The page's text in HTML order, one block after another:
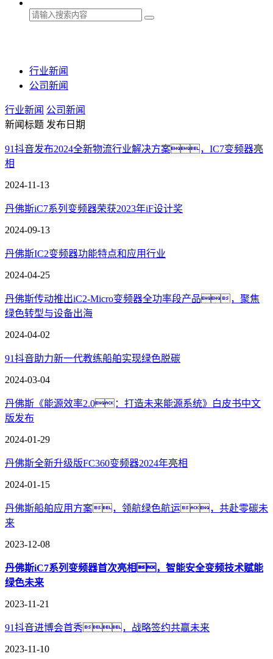
行业新闻
公司新闻
行业新闻 公司新闻
新闻标题 发布日期
91抖音发布2024全新物流行业解决方案，IC7变频器亮
相
2024-11-13
丹佛斯iC7系列变频器荣获2023年iF设计奖
2024-09-13
丹佛斯IC2变频器功能特点和应用行业
2024-04-25
丹佛斯传动推出iC2-Micro变频器全功率段产品，聚焦
绿色转型与设备出海
2024-04-02
91抖音助力新一代教练船舶实现绿色脱碳
2024-03-04
丹佛斯《能源效率2.0：打造未来能源系统》白皮书中文
版发布
2024-01-29
丹佛斯全新升级版FC360变频器2024年亮相
2024-01-15
丹佛斯船舶应用方案，领航绿色航运，共赴零碳未
来
2023-12-08
丹佛斯iC7系列变频器首次亮相，智能安全变频技术赋能
绿色未来
2023-11-21
91抖音进博会首秀，战略签约共赢未来
2023-11-10